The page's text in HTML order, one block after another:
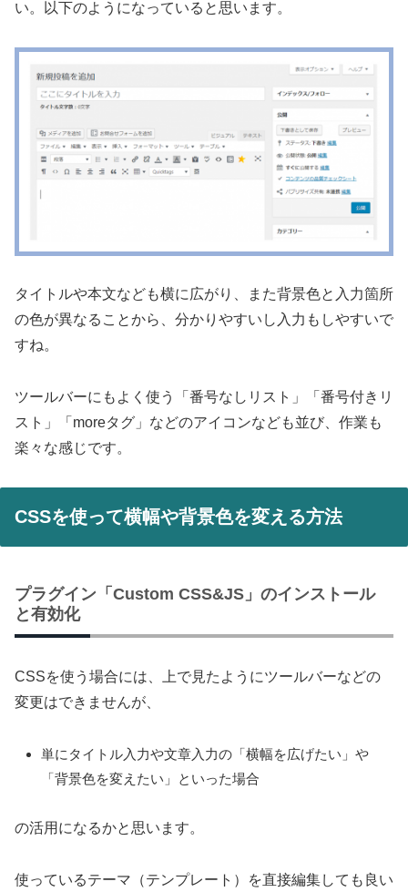
い。以下のようになっていると思います。
タイトルや本文なども横に広がり、また背景色と入力箇所
の色が異なることから、分かりやすいし入力もしやすいで
すね。
ツールバーにもよく使う「番号なしリスト」「番号付きリ
スト」「moreタグ」などのアイコンなども並び、作業も
楽々な感じです。
CSSを使って横幅や背景色を変える方法
プラグイン「Custom CSS&JS」のインストール
と有効化
CSSを使う場合には、上で見たようにツールバーなどの
変更はできませんが、
単にタイトル入力や文章入力の「横幅を広げたい」や
「背景色を変えたい」といった場合
の活用になるかと思います。
使っているテーマ（テンプレート）を直接編集しても良い